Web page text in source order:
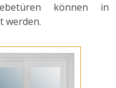
können in
werden.